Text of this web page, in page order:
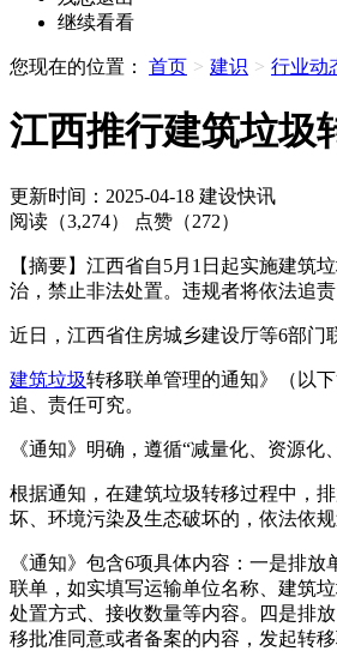
继续看看
您现在的位置： 首页 > 建识 > 行业动
江西推行建筑垃圾
更新时间：2025-04-18 建设快讯
阅读（3,274）
点赞（272）
【摘要】江西省自5月1日起实施建
治，禁止非法处置。违规者将依法追
近日，江西省住房城乡建设厅等6部门
建筑垃圾转移联单管理的通知》（以
追、责任可究。
《通知》明确，遵循“减量化、资源
根据通知，在建筑垃圾转移过程中，
坏、环境污染及生态破坏的，依法依规
《通知》包含6项具体内容：一是排
联单，如实填写运输单位名称、建筑
处置方式、接收数量等内容。四是排
移批准同意或者备案的内容，发起转